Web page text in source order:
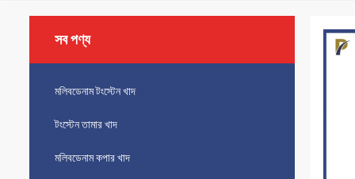
সব পণ্য
মলিবডেনাম টংস্টেন খাদ
টংস্টেন তামার খাদ
মলিবডেনাম কপার খাদ